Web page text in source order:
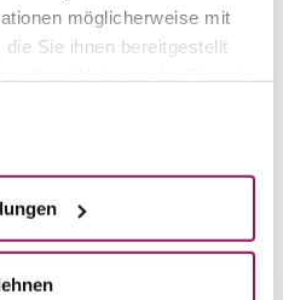
möglicherweise mit
Sie ihnen bereitgestellt
information in our
information sheets,
from us free of